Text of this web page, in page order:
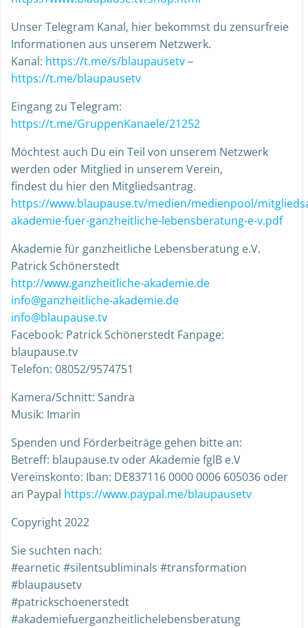
Unser Telegram Kanal, hier bekommst du zensurfreie
Informationen aus unserem Netzwerk.
Kanal: https://t.me/s/blaupausetv–
https://t.me/blaupausetv
Eingang zu Telegram:
https://t.me/GruppenKanaele/21252
Möchtest auch Du ein Teil von unserem Netzwerk
werden oder Mitglied in unserem Verein,
findest du hier den Mitgliedsantrag.
https://www.blaupause.tv/medien/medienpool/
akademie-fuer-ganzheitliche-lebensberatung-e-v.pdf
Akademie für ganzheitliche Lebensberatung e.V.
Patrick Schönerstedt
http://www.ganzheitliche-akademie.de
info@ganzheitliche-akademie.de
info@blaupause.tv
Facebook: Patrick Schönerstedt Fanpage:
blaupause.tv
Telefon: 08052/9574751
Kamera/Schnitt: Sandra
Musik: Imarin
Spenden und Förderbeiträge gehen bitte an:
Betreff: blaupause.tv oder Akademie fglB e.V
Vereinskonto: Iban: DE837116 0000 0006 605036 oder
an Paypal https://www.paypal.me/blaupausetv
Copyright 2022
Sie suchten nach:
#earnetic #silentsubliminals #transformation
#blaupausetv
#patrickschoenerstedt
#akademiefuerganzheitlichelebensberatung